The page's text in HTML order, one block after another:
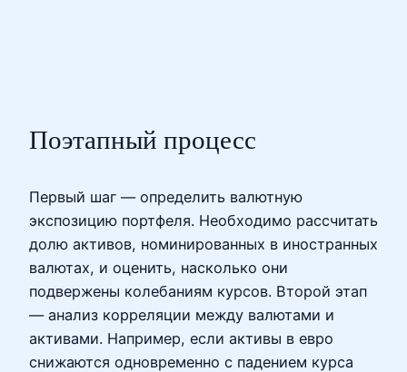
Поэтапный процесс
Первый шаг — определить валютную
экспозицию портфеля. Необходимо рассчитать
долю активов, номинированных в иностранных
валютах, и оценить, насколько они
подвержены колебаниям курсов. Второй этап
— анализ корреляции между валютами и
активами. Например, если активы в евро
снижаются одновременно с падением курса